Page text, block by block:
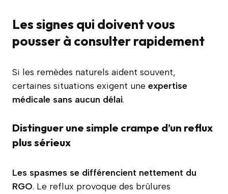
Les signes qui doivent vous
pousser à consulter rapidement
Si les remèdes naturels aident souvent,
certaines situations exigent une expertise
médicale sans aucun délai.
Distinguer une simple crampe d’un reflux
plus sérieux
Les spasmes se différencient nettement du
RGO. Le reflux provoque des brûlures